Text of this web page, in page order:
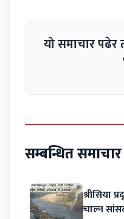
यो समाचार
सम्बन्धित समाचार
श्रीसिया
चाल्न